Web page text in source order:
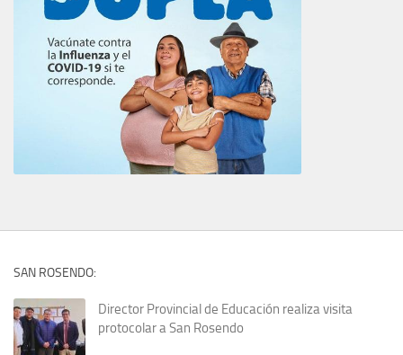
SAN ROSENDO:
Director Provincial de Educación realiza visita
protocolar a San Rosendo